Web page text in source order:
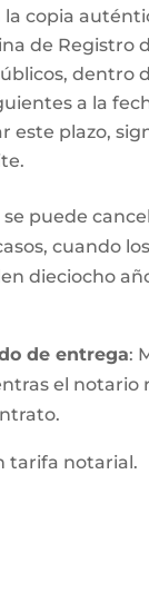
copia
de Registro
dentro
a la
este plazo,
puede
cuando
dieciocho
de entrega:
el notario
tarifa notarial.